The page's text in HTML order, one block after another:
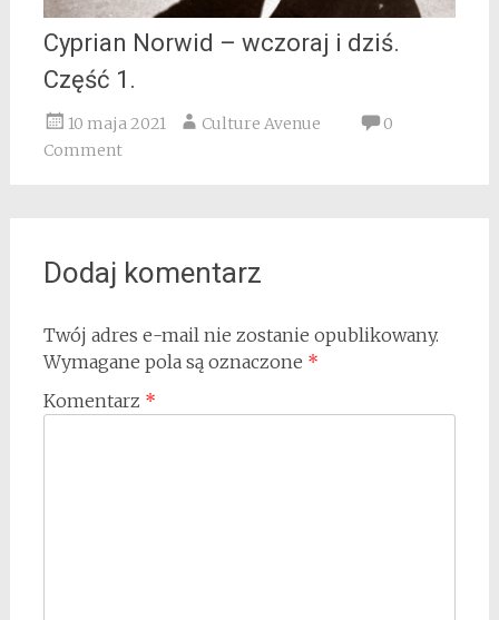
Cyprian Norwid – wczoraj i dziś.
Część 1.
10 maja 2021 Culture Avenue
0
Comment
Dodaj komentarz
Twój adres e-mail nie zostanie opublikowany.
Wymagane pola są oznaczone *
Komentarz *